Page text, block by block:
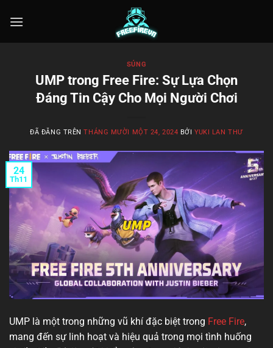
đến
SÚNG
UMP trong Free Fire: Sự Lựa Chọn
Đáng Tin Cậy Cho Mọi Người Chơi
ĐÃ ĐĂNG TRÊNTHÁNG MƯỜI MỘT 24, 2024 BỞIYUKI LAN THƯ
24
Th11
UMP là một trong những vũ khí đặc biệt trong Free Fire,
mang đến sự linh hoạt và hiệu quả trong mọi tình huống